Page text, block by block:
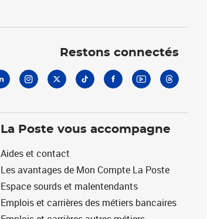
Restons connectés
La Poste vous accompagne
Aides et contact
Les avantages de Mon Compte La Poste
Espace sourds et malentendants
Emplois et carrières des métiers bancaires